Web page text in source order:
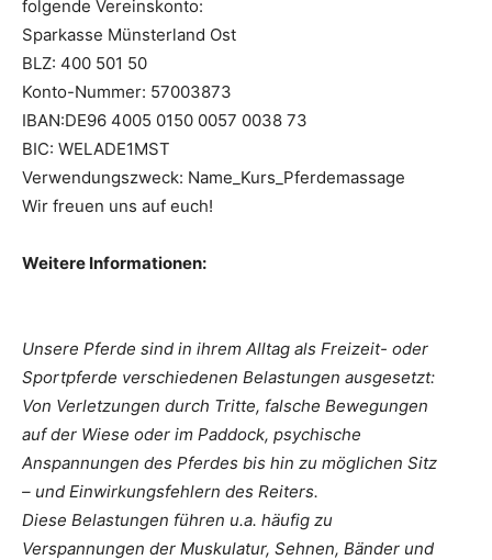
folgende Vereinskonto:
Sparkasse Münsterland Ost
BLZ: 400 501 50
Konto-Nummer: 57003873
IBAN:DE96 4005 0150 0057 0038 73
BIC: WELADE1MST
Verwendungszweck: Name_Kurs_Pferdemassage
Wir freuen uns auf euch!
Weitere Informationen:
Unsere Pferde sind in ihrem Alltag als Freizeit- oder
Sportpferde verschiedenen Belastungen ausgesetzt:
Von Verletzungen durch Tritte, falsche Bewegungen
auf der Wiese oder im Paddock, psychische
Anspannungen des Pferdes bis hin zu möglichen Sitz
– und Einwirkungsfehlern des Reiters.
Diese Belastungen führen u.a. häufig zu
Verspannungen der Muskulatur, Sehnen, Bänder und